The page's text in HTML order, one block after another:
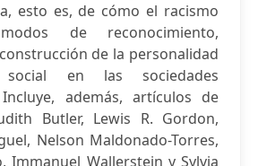
esto es, de cómo el racismo
de reconocimiento,
de la personalidad
en las sociedades
además, artículos de
Butler, Lewis R. Gordon,
Nelson Maldonado-Torres,
Immanuel Wallerstein y Sylvia